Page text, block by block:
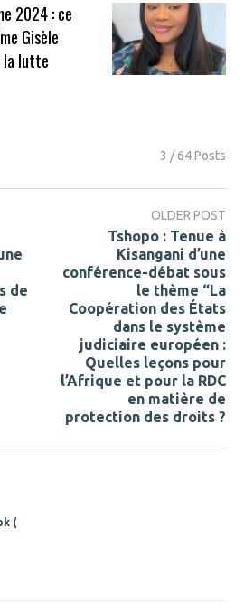
2024 : ce
Gisèle
la lutte
3 / 64 Posts
de
OLDER POST
Tshopo : Tenue à
Kisangani d’une
conférence-débat sous
le thème “La
Coopération des États
dans le système
judiciaire européen :
Quelles leçons pour
l’Afrique et pour la RDC
en matière de
protection des droits ?
(